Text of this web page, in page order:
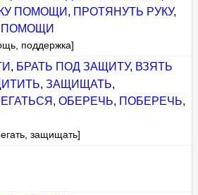
ПОМОЩИ , ПРОТЯНУТЬ РУКУ,
ПОМОЩИ
поддержка]
, БРАТЬ ПОД ЗАЩИТУ, ВЗЯТЬ
,ЗАЩИЩАТЬ,
,ОБЕРЕЧЬ, ПОБЕРЕЧЬ,
защищать]